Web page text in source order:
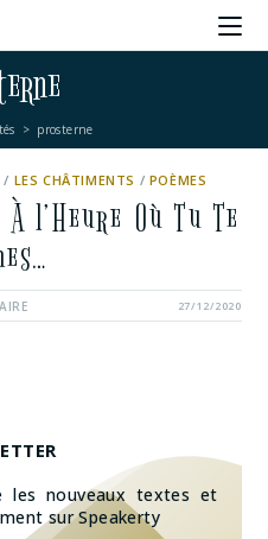
> prosterne
/ LES CHÂTIMENTS / POÈMES
l’Heure Où Tu Te
27/12/2020
les nouveaux textes et
sur Speakerty